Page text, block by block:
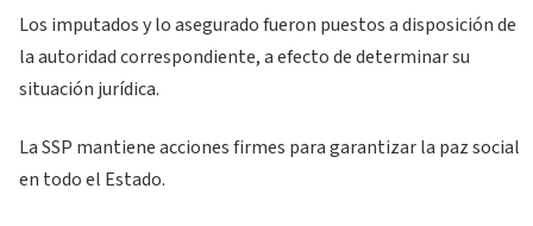
Los imputados y lo asegurado fueron puestos a disposición de
la autoridad correspondiente, a efecto de determinar su
situación jurídica.
La SSP mantiene acciones firmes para garantizar la paz social
en todo el Estado.